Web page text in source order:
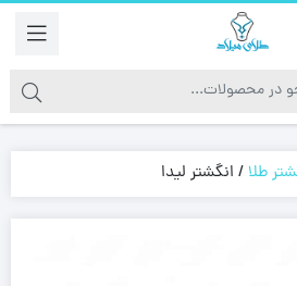
طلا/ انگشتر لیدا